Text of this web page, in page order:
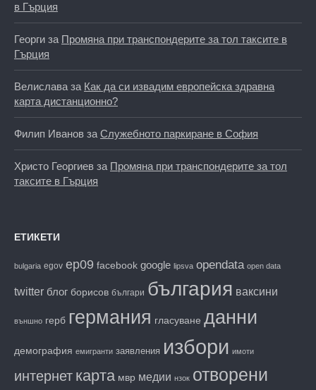
в Гърция
Георги за Промяна при транспондерите за тол таксите в
Гърция
Велислава за Как да си извадим европейска здравна
карта дистанционно?
Филип Иванов за Служебното паркиране в София
Христо Георгиев за Промяна при транспондерите за тол
таксите в Гърция
ЕТИКЕТИ
bulgaria egov ep09 facebook google lipsva opendata open data
twitter блог борисов българи българия ваксини
външно герб германия гласуване данни
демография емигранти заявления избори имоти
интернет карта мвр медии нзок отворени